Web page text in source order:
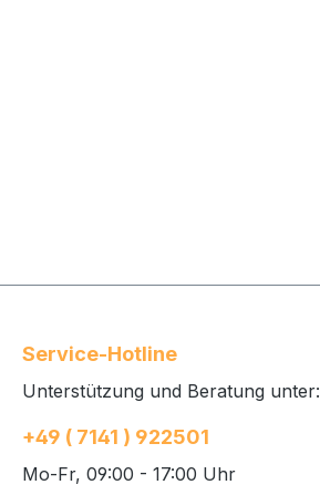
Service-Hotline
Unterstützung und Beratung unter:
+49 ( 7141 ) 922501
Mo-Fr, 09:00 - 17:00 Uhr